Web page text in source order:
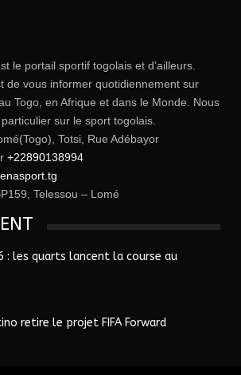
le portail sportif togolais et d’ailleurs.
de vous informer quotidiennement sur
Togo, en Afrique et dans le Monde. Nous
sur le sport togolais.
Totsi, Rue Adébayor
+22890138994
Telessou – Lomé
: les quarts lancent la course au
retire le projet FIFA Forward